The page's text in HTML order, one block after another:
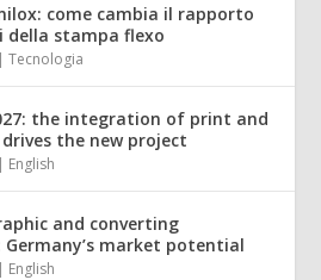
come cambia il rapporto
della stampa flexo
|Tecnologia
the integration of print and
the new project
| English
and converting
Germany’s market potential
| English